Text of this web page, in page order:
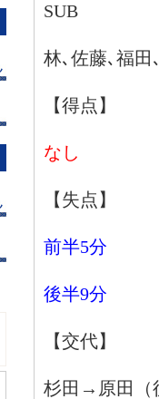
SUB
林､佐藤､福田
【得点】
なし
【失点】
前半5分
後半9分
【交代】
杉田→原田（